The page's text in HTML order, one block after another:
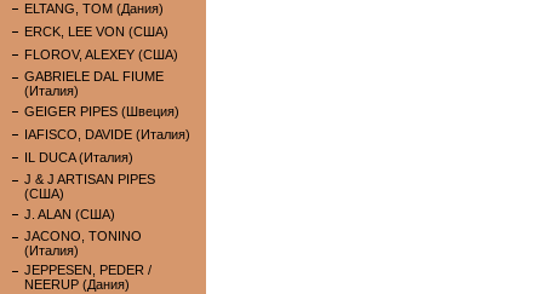
ELTANG, TOM (Дания)
ERCK, LEE VON (США)
FLOROV, ALEXEY (США)
GABRIELE DAL FIUME
(Италия)
GEIGER PIPES (Швеция)
IAFISCO, DAVIDE (Италия)
IL DUCA (Италия)
J & J ARTISAN PIPES
(США)
J. ALAN (США)
JACONO, TONINO
(Италия)
JEPPESEN, PEDER /
NEERUP (Дания)